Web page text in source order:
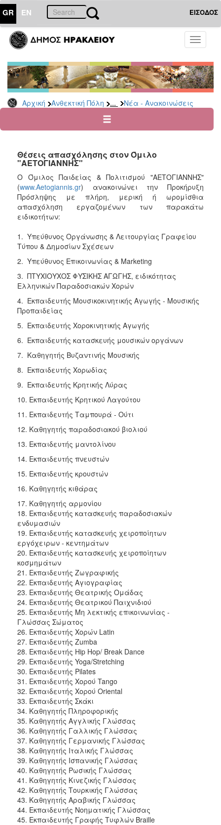
GR EN ΕΙΣΟΔΟΣ
Toggle
Αρχική Ανθεκτική Πόλη ... Νέα - Ανακοινώσεις
ΑΝΘΕΚΤΙΚΗ
ΠΟΛΗ
Κοινωνική
Πολιτική
Νέα
Ανακοινώσεις
για
Οικονομική
Αδυναμία
&
Φυσικές
Καταστροφές
Κέντρα
Φροντίδας
(Κ.Α.Π.Η.)
Κέντρα
Δημιουργικής
Απασχόλησης
Παιδιών
(Κ.Δ.Α.Π.)
Ημερήσιας
Φροντίδας
Ηλικιωμένων
(Κ.Η.Φ.Η.)
Κ.Δ.Α.Π.Α.μεΑ.
Αδειοδότηση
&
Βρεφονηπιακών
Σταθμών
Δημοτικό
Φιλοξενίας
Γυναικών
Κέντρο
Κοινότητας
Κοινωνικό
Φαρμακείο
Κοινωνικό
Παντοπωλείο
Ισότητα
των
Φύλων
Υγεία
Αυτόματοι
Απινιδωτές
ΤΟΠΟΣ
ΔΗΜΟΣ
ΠΟΛΙΤΙΣΜΟΣ
Θέσεις απασχόλησης στον Όμιλο
"ΑΕΤΟΓΙΑΝΝΗΣ"
Ο Όμιλος Παιδείας & Πολιτισμού "ΑΕΤΟΓΙΑΝΝΗΣ"
(www.Aetogiannis.gr) ανακοινώνει την Προκήρυξη
Πρόσληψης με πλήρη, μερική ή ωρομίσθια
απασχόληση εργαζομένων των παρακάτω
ειδικοτήτων:
1. Υπεύθυνος Οργάνωσης & Λειτουργίας Γραφείου
Τύπου & Δημοσίων Σχέσεων
2. Υπεύθυνος Επικοινωνίας & Marketing
3. ΠΤΥΧΙΟΥΧΟΣ ΦΥΣΙΚΗΣ ΑΓΩΓΗΣ, ειδικότητας
Ελληνικών Παραδοσιακών Χορών
4. Εκπαιδευτής Μουσικοκινητικής Αγωγής - Μουσικής
Προπαιδείας
5. Εκπαιδευτής Χοροκινητικής Αγωγής
6. Εκπαιδευτής κατασκευής μουσικών οργάνων
7. Καθηγητής Βυζαντινής Μουσικής
8. Εκπαιδευτής Χορωδίας
9. Εκπαιδευτής Κρητικής Λύρας
10. Εκπαιδευτής Κρητικού Λαγούτου
11. Εκπαιδευτής Ταμπουρά - Ούτι
12. Καθηγητής παραδοσιακού βιολιού
13. Εκπαιδευτής μαντολίνου
14. Εκπαιδευτής πνευστών
15. Εκπαιδευτής κρουστών
16. Καθηγητής κιθάρας
17. Καθηγητής αρμονίου
18. Εκπαιδευτής κατασκευής παραδοσιακών
ενδυμασιών
19. Εκπαιδευτής κατασκευής χειροποίητων
εργόχειρων - κεντημάτων
20. Εκπαιδευτής κατασκευής χειροποίητων
κοσμημάτων
21. Εκπαιδευτής Ζωγραφικής
22. Εκπαιδευτής Αγιογραφίας
23. Εκπαιδευτής Θεατρικής Ομάδας
24. Εκπαιδευτής Θεατρικού Παιχνιδιού
25. Εκπαιδευτής Μη λεκτικής επικοινωνίας -
Γλώσσας Σώματος
26. Εκπαιδευτής Χορών Latin
27. Εκπαιδευτής Zumba
28. Εκπαιδευτής Hip Hop/ Break Dance
29. Εκπαιδευτής Yoga/Stretching
30. Εκπαιδευτής Pilates
31. Εκπαιδευτής Χορού Tango
32. Εκπαιδευτής Χορού Oriental
33. Εκπαιδευτής Σκάκι
34. Καθηγητής Πληροφορικής
35. Καθηγητής Αγγλικής Γλώσσας
36. Καθηγητής Γαλλικής Γλώσσας
37. Καθηγητής Γερμανικής Γλώσσας
38. Καθηγητής Ιταλικής Γλώσσας
39. Καθηγητής Ισπανικής Γλώσσας
40. Καθηγητής Ρωσικής Γλώσσας
41. Καθηγητής Κινεζικής Γλώσσας
42. Καθηγητής Τουρκικής Γλώσσας
43. Καθηγητής Αραβικής Γλώσσας
44. Εκπαιδευτής Νοηματικής Γλώσσας
45. Εκπαιδευτής Γραφής Τυφλών Braille